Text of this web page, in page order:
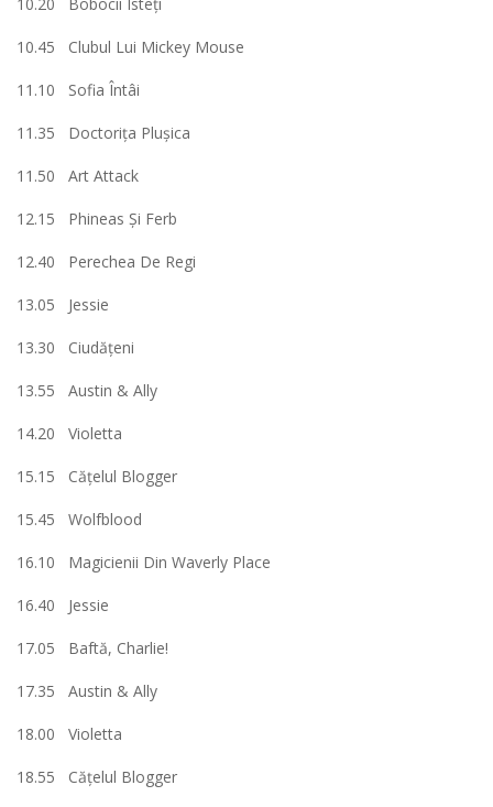
10.45 Clubul Lui Mickey Mouse
11.10 Sofia Întâi
11.35 Doctoriţa Pluşica
11.50 Art Attack
12.15 Phineas Şi Ferb
12.40 Perechea De Regi
13.05 Jessie
13.30 Ciudăţeni
13.55 Austin & Ally
14.20 Violetta
15.15 Căţelul Blogger
15.45 Wolfblood
16.10 Magicienii Din Waverly Place
16.40 Jessie
17.05 Baftă, Charlie!
17.35 Austin & Ally
18.00 Violetta
18.55 Căţelul Blogger